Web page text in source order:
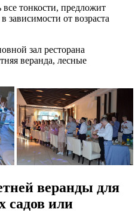
тонкости, предложит
от возраста
зал ресторана
веранда, лесные
веранды для
садов или